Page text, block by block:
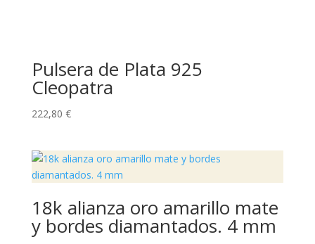
Pulsera de Plata 925
Cleopatra
222,80 €
18k alianza oro amarillo mate
y bordes diamantados. 4 mm